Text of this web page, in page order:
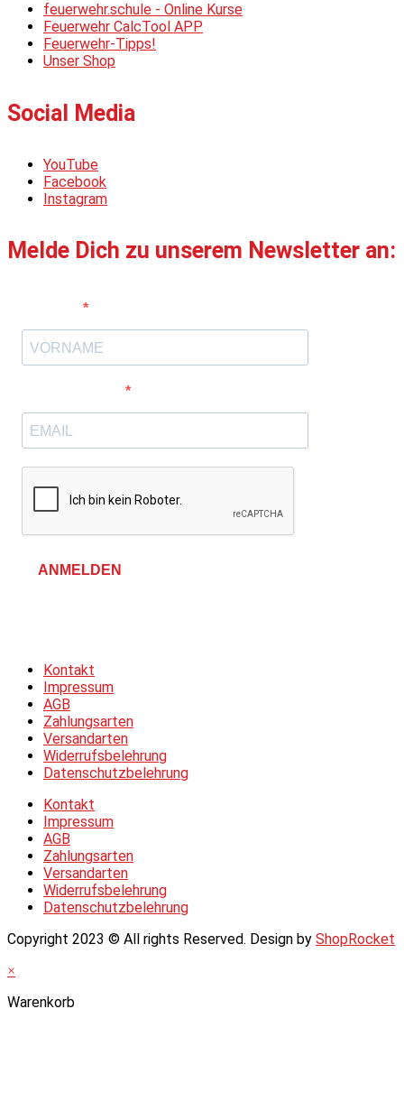
feuerwehr.schule - Online Kurse
Feuerwehr CalcTool APP
Feuerwehr-Tipps!
Unser Shop
Social Media
YouTube
Facebook
Instagram
Melde Dich zu unserem Newsletter an:
ANMELDEN
Kontakt
Impressum
AGB
Zahlungsarten
Versandarten
Widerrufsbelehrung
Datenschutzbelehrung
Kontakt
Impressum
AGB
Zahlungsarten
Versandarten
Widerrufsbelehrung
Datenschutzbelehrung
Copyright 2023 © All rights Reserved. Design by ShopRocket
×
Warenkorb